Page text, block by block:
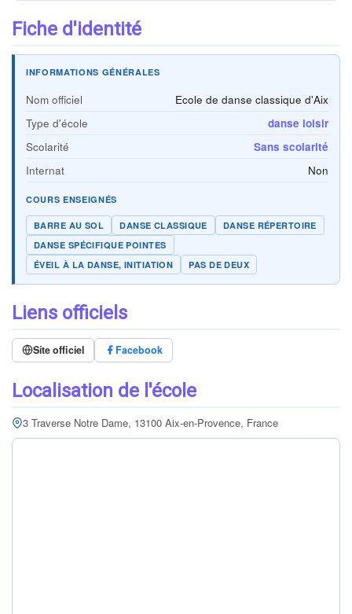
Fiche d'identité
INFORMATIONS GÉNÉRALES
Nom officiel
Ecole de danse classique d'Aix
Type d'école
danse loisir
Scolarité
Sans scolarité
Internat
Non
COURS ENSEIGNÉS
BARRE AU SOL DANSE CLASSIQUE
DANSE RÉPERTOIRE
DANSE SPÉCIFIQUE POINTES
ÉVEIL À LA DANSE, INITIATION
PAS DE DEUX
Liens officiels
Site officiel Facebook
Localisation de l'école
3 Traverse Notre Dame, 13100 Aix-en-Provence, France